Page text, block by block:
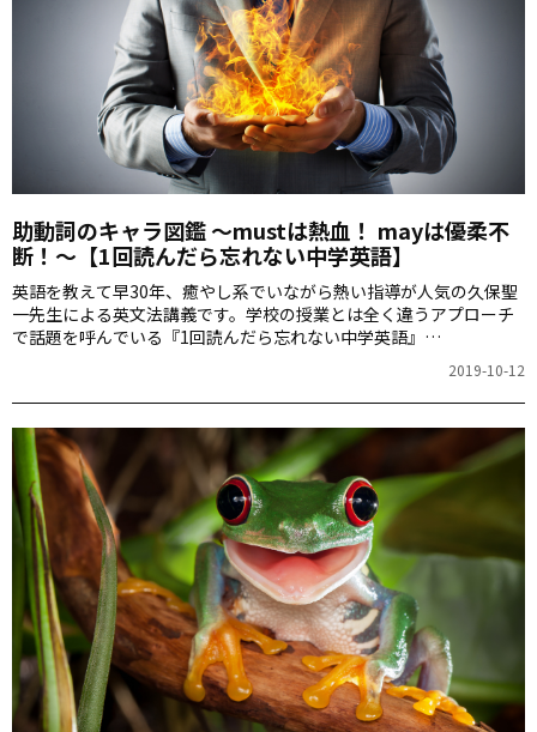
助動詞のキャラ図鑑 ～mustは熱血！ mayは優柔不
断！～【1回読んだら忘れない中学英語】
英語を教えて早30年、癒やし系でいながら熱い指導が人気の久保聖
一先生による英文法講義です。学校の授業とは全く違うアプローチ
で話題を呼んでいる『1回読んだら忘れない中学英語』
文に一言加えるだけで表現力が一気に広がる助動詞のお話です。
2019-10-12